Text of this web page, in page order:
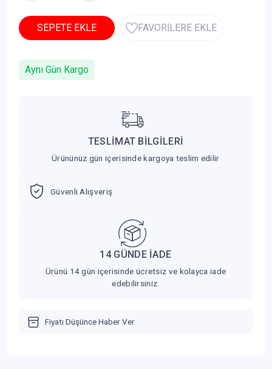
SEPETE EKLE FAVORİLERE EKLE
Aynı Gün Kargo
TESLİMAT BİLGİLERİ
Ürününüz gün içerisinde kargoya teslim edilir
Güvenli Alışveriş
14 GÜNDE İADE
Ürünü 14 gün içerisinde ücretsiz ve kolayca iade
edebilirsiniz.
Fiyatı Düşünce Haber Ver